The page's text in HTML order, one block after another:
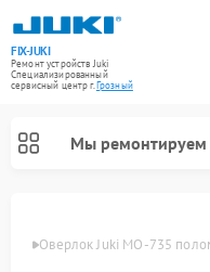
FIX-JUKI
Ремонт устройств Juki
Специализированный
cервисный центр г.Грозный
Мы ремонтируем
Оверлок Juki MO-735